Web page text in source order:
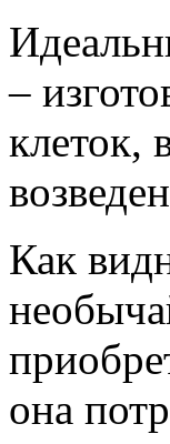
–
клеток,
Как
она